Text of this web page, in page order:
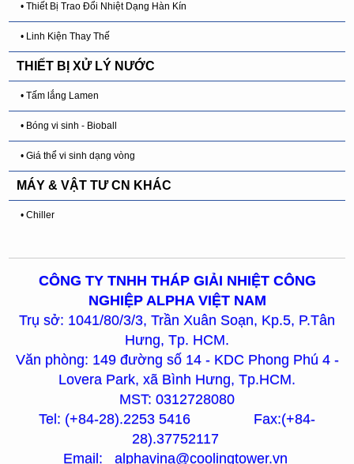
• Thiết Bị Trao Đổi Nhiệt Dạng Hàn Kín
• Linh Kiện Thay Thế
THIẾT BỊ XỬ LÝ NƯỚC
• Tấm lắng Lamen
• Bóng vi sinh - Bioball
• Giá thể vi sinh dạng vòng
MÁY & VẬT TƯ CN KHÁC
• Chiller
CÔNG TY TNHH THÁP GIẢI NHIỆT CÔNG
NGHIỆP ALPHA VIỆT NAM
Trụ sở: 1041/80/3/3, Trần Xuân Soạn, Kp.5, P.Tân
Hưng, Tp. HCM.
Văn phòng: 149 đường số 14 - KDC Phong Phú 4 -
Lovera Park, xã Bình Hưng, Tp.HCM.
MST: 0312728080
Tel: (+84-28).2253 5416 Fax:(+84-
28).37752117
Email: alphavina@coolingtower.vn